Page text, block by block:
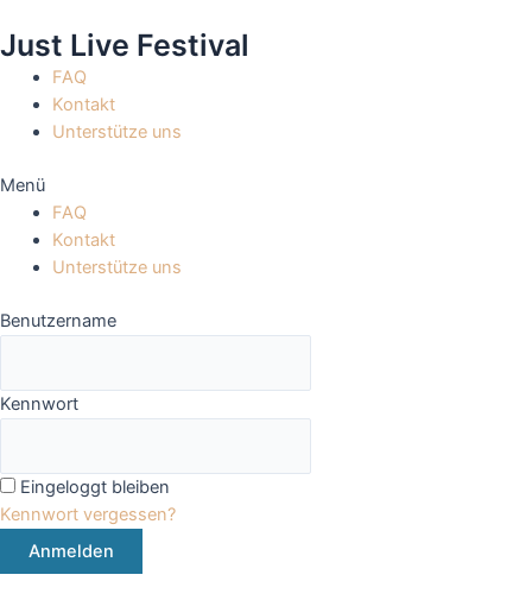
Inhalt
springen
Just Live Festival
FAQ
Kontakt
Unterstütze uns
Menü
FAQ
Kontakt
Unterstütze uns
Benutzername
Kennwort
Eingeloggt bleiben
Kennwort vergessen?